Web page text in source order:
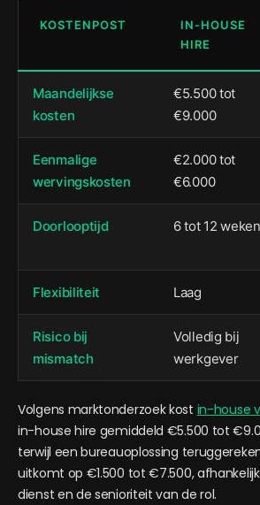
KOSTENPOST
IN-HOUSE
HIRE
Maandelijkse
kosten
€5.500 tot
€9.000
Eenmalige
wervingskosten
€2.000 tot
€6.000
Doorlooptijd 6 tot 12 weken
Flexibiliteit Laag
Risico bij
mismatch
Volledig bij
werkgever
Volgens marktonderzoek kost in-house
in-house hire gemiddeld €5.500 tot
terwijl een bureauoplossing
uitkomt op €1.500 tot €7.500,
dienst en de senioriteit van de rol.